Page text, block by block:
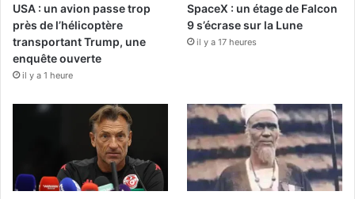
USA : un avion passe trop
près de l’hélicoptère
transportant Trump, une
enquête ouverte
il y a 1 heure
SpaceX : un étage de Falcon
9 s’écrase sur la Lune
il y a 17 heures